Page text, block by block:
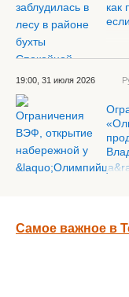
как
19:00, 31 июля 2026
Самое важное в